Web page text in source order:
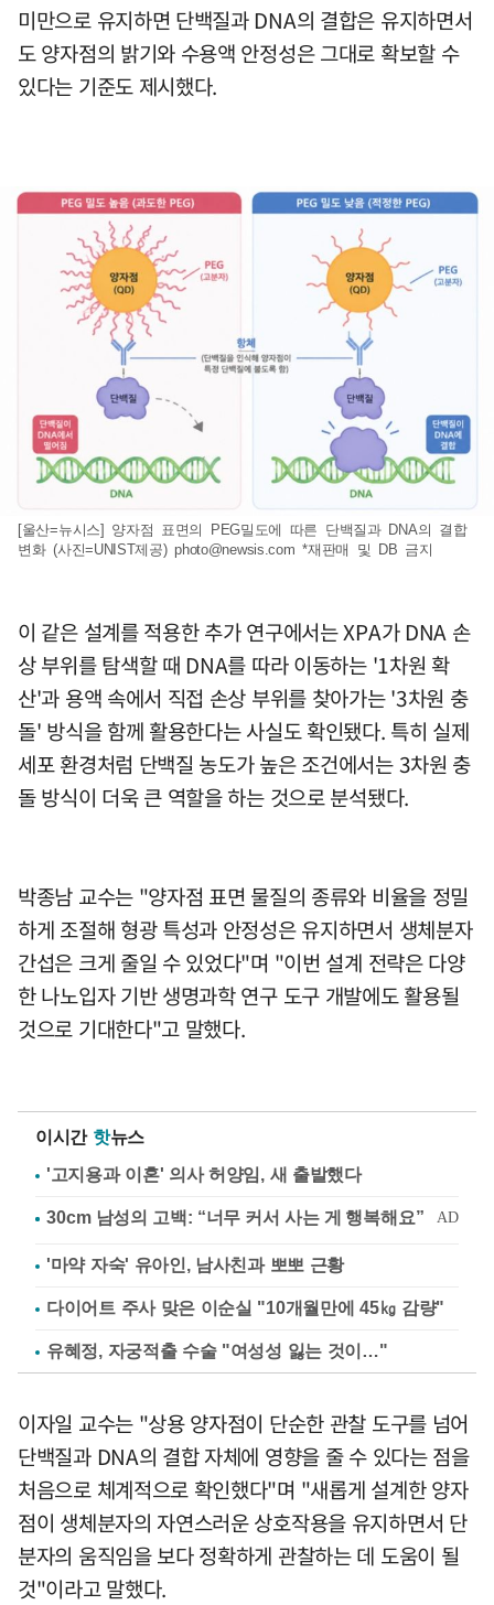
미만으로 유지하면 단백질과 DNA의 결합은 유지하면서
도 양자점의 밝기와 수용액 안정성은 그대로 확보할 수
있다는 기준도 제시했다.
[울산=뉴시스] 양자점 표면의 PEG밀도에 따른 단백질과 DNA의 결합
변화 (사진=UNIST제공)photo@newsis.com *재판매 및 DB 금지
이 같은 설계를 적용한 추가 연구에서는 XPA가 DNA 손
상 부위를 탐색할 때 DNA를 따라 이동하는 '1차원 확
산'과 용액 속에서 직접 손상 부위를 찾아가는 '3차원 충
돌' 방식을 함께 활용한다는 사실도 확인됐다. 특히 실제
세포 환경처럼 단백질 농도가 높은 조건에서는 3차원 충
돌 방식이 더욱 큰 역할을 하는 것으로 분석됐다.
박종남 교수는 "양자점 표면 물질의 종류와 비율을 정밀
하게 조절해 형광 특성과 안정성은 유지하면서 생체분자
간섭은 크게 줄일 수 있었다"며 "이번 설계 전략은 다양
한 나노입자 기반 생명과학 연구 도구 개발에도 활용될
것으로 기대한다"고 말했다.
이시간 핫뉴스
'고지용과 이혼' 의사 허양임, 새 출발했다
'마약 자숙' 유아인, 남사친과 뽀뽀 근황
다이어트 주사 맞은 이순실 "10개월만에 45㎏ 감량"
유혜정, 자궁적출 수술 "여성성 잃는 것이…"
이자일 교수는 "상용 양자점이 단순한 관찰 도구를 넘어
단백질과 DNA의 결합 자체에 영향을 줄 수 있다는 점을
처음으로 체계적으로 확인했다"며 "새롭게 설계한 양자
점이 생체분자의 자연스러운 상호작용을 유지하면서 단
분자의 움직임을 보다 정확하게 관찰하는 데 도움이 될
것"이라고 말했다.